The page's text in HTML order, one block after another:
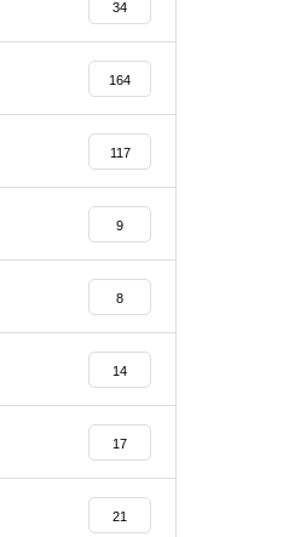
34
164
117
9
8
14
17
21